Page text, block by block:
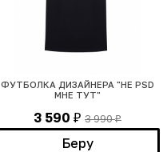
ФУТБОЛКА ДИЗАЙНЕРА "НЕ PSD
МНЕ ТУТ"
3 590 ₽ 3 990₽
Беру